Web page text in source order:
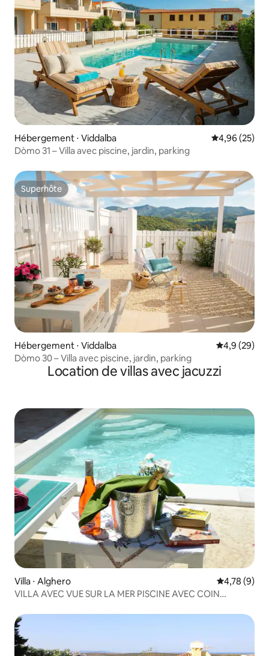
Hébergement ⋅ Viddalba Évaluation
4,96 (25)
Dòmo 31 – Villa avec piscine, jardin, parking
Superhôte
Superhôte
Hébergement ⋅ Viddalba Évaluation
4,9 (29)
Dòmo 30 – Villa avec piscine, jardin, parking
Location de villas avec jacuzzi
Villa ⋅ Alghero Évaluation
4,78 (9)
VILLA AVEC VUE SUR LA MER PISCINE AVEC COIN